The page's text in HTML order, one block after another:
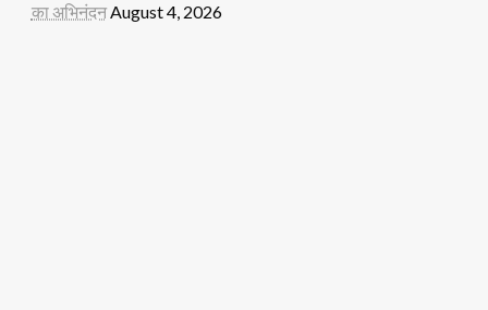
का अभिनंदनAugust 4, 2026